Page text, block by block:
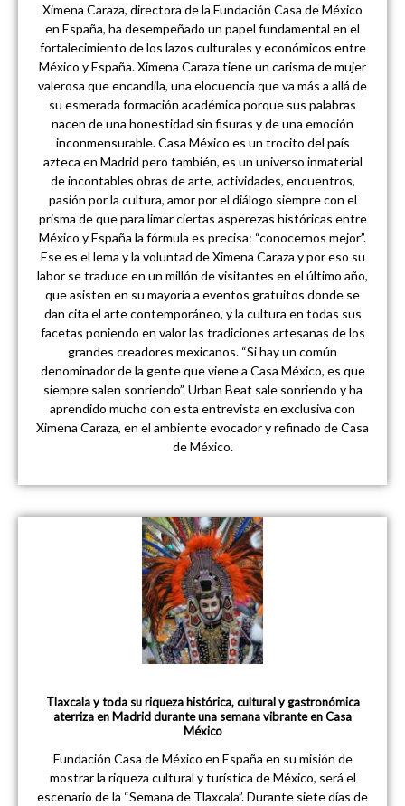
Ximena Caraza, directora de la Fundación Casa de México
en España, ha desempeñado un papel fundamental en el
fortalecimiento de los lazos culturales y económicos entre
México y España. Ximena Caraza tiene un carisma de mujer
valerosa que encandila, una elocuencia que va más a allá de
su esmerada formación académica porque sus palabras
nacen de una honestidad sin fisuras y de una emoción
inconmensurable. Casa México es un trocito del país
azteca en Madrid pero también, es un universo inmaterial
de incontables obras de arte, actividades, encuentros,
pasión por la cultura, amor por el diálogo siempre con el
prisma de que para limar ciertas asperezas históricas entre
México y España la fórmula es precisa: “conocernos mejor”.
Ese es el lema y la voluntad de Ximena Caraza y por eso su
labor se traduce en un millón de visitantes en el último año,
que asisten en su mayoría a eventos gratuitos donde se
dan cita el arte contemporáneo, y la cultura en todas sus
facetas poniendo en valor las tradiciones artesanas de los
grandes creadores mexicanos. “Si hay un común
denominador de la gente que viene a Casa México, es que
siempre salen sonriendo”. Urban Beat sale sonriendo y ha
aprendido mucho con esta entrevista en exclusiva con
Ximena Caraza, en el ambiente evocador y refinado de Casa
de México.
Tlaxcala y toda su riqueza histórica, cultural y gastronómica
aterriza en Madrid durante una semana vibrante en Casa
México
Fundación Casa de México en España en su misión de
mostrar la riqueza cultural y turística de México, será el
escenario de la “Semana de Tlaxcala”. Durante siete días de